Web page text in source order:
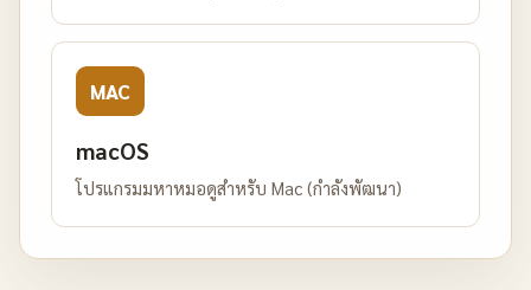
MAC
macOS
โปรแกรมมหาหมอดูสำหรับ Mac (กำลังพัฒนา)